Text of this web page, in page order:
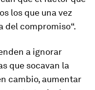
los que una vez
del compromiso“.
a ignorar
que socavan la
cambio, aumentar